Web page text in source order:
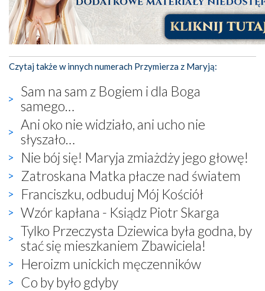
Czytaj także w innych numerach Przymierza z Maryją:
Sam na sam z Bogiem i dla Boga
samego…
Ani oko nie widziało, ani ucho nie
słyszało…
Nie bój się! Maryja zmiażdży jego głowę!
Zatroskana Matka płacze nad światem
Franciszku, odbuduj Mój Kościół
Wzór kapłana - Ksiądz Piotr Skarga
Tylko Przeczysta Dziewica była godna, by
stać się mieszkaniem Zbawiciela!
Heroizm unickich męczenników
Co by było gdyby